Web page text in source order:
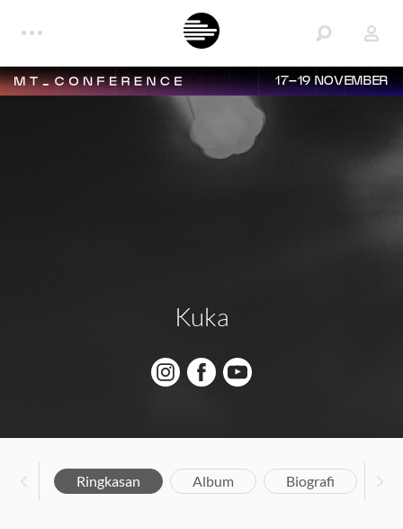
17–19 NOVEMBER
Kuka
Ringkasan Album Biografi